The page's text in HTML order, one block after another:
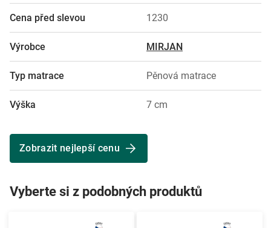
Cena před slevou 1230
Výrobce MIRJAN
Typ matrace Pěnová matrace
Výška 7 cm
Zobrazit nejlepší cenu
Vyberte si z podobných produktů